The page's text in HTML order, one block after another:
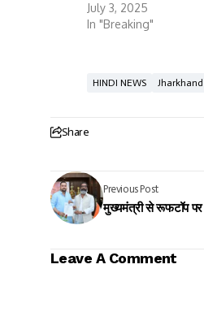
July 3, 2025
In "Breaking"
HINDI NEWS Jharkhand
Share
Previous Post
मुख्यमंत्री से रूफटॉप
Leave A Comment